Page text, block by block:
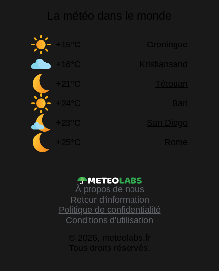
La météo dans le monde
+15°C
Groningue
+16°C
Kristiansand
+21°C
Tétouan
+24°C
Bari
+23°C
San Diego
+25°C
Rome
À propos de nous
Retour d'information
Politique de confidentialité
Conditions d'utilisation
© 2026, meteolabs.fr
Tous droits réservés.